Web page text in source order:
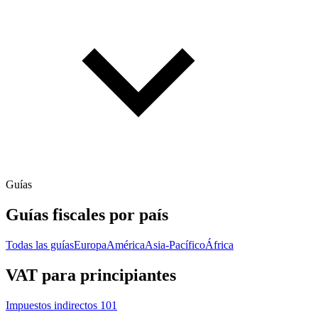
Guías
Guías fiscales por país
Todas las guíasEuropaAméricaAsia-PacíficoÁfrica
VAT para principiantes
Impuestos indirectos 101